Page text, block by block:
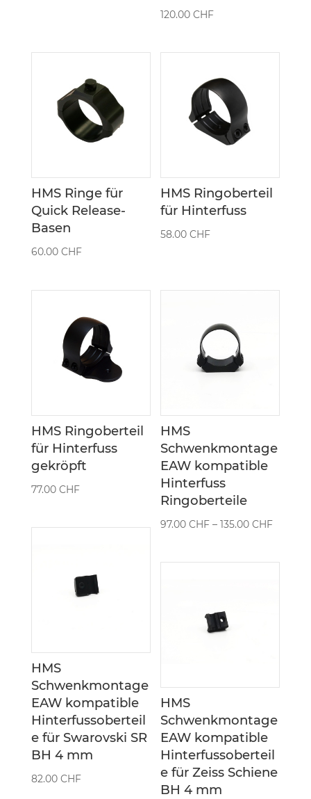
120.00CHF
HMS Ringe für
Quick Release-
Basen
60.00 CHF
HMS Ringoberteil
für Hinterfuss
58.00CHF
HMS Ringoberteil
für Hinterfuss
gekröpft
77.00 CHF
HMS
Schwenkmontage
EAW kompatible
Hinterfuss
Ringoberteile
97.00CHF –135.00CHF
bis
HMS
Schwenkmontage
EAW kompatible
Hinterfussoberteil
e für Swarovski SR
BH 4 mm
82.00 CHF
HMS
Schwenkmontage
EAW kompatible
Hinterfussoberteil
e für Zeiss Schiene
BH 4 mm